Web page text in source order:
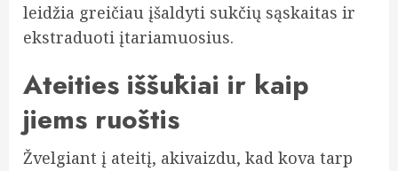
leidžia greičiau įšaldyti sukčių sąskaitas ir
ekstraduoti įtariamuosius.
Ateities iššūkiai ir kaip
jiems ruoštis
Žvelgiant į ateitį, akivaizdu, kad kova tarp